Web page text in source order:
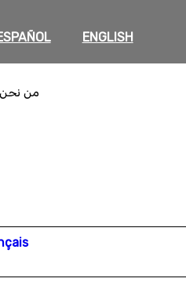
ENGLISH
من نحن